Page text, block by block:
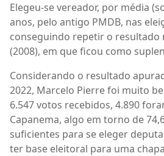
Elegeu-se vereador, por média
anos, pelo antigo PMDB, nas
conseguindo repetir o resultado
(2008), em que ficou como
Considerando o resultado
2022, Marcelo Pierre foi muito
6.547 votos recebidos, 4.890
Capanema, algo em torno de
suficientes para se eleger
ter base eleitoral para uma